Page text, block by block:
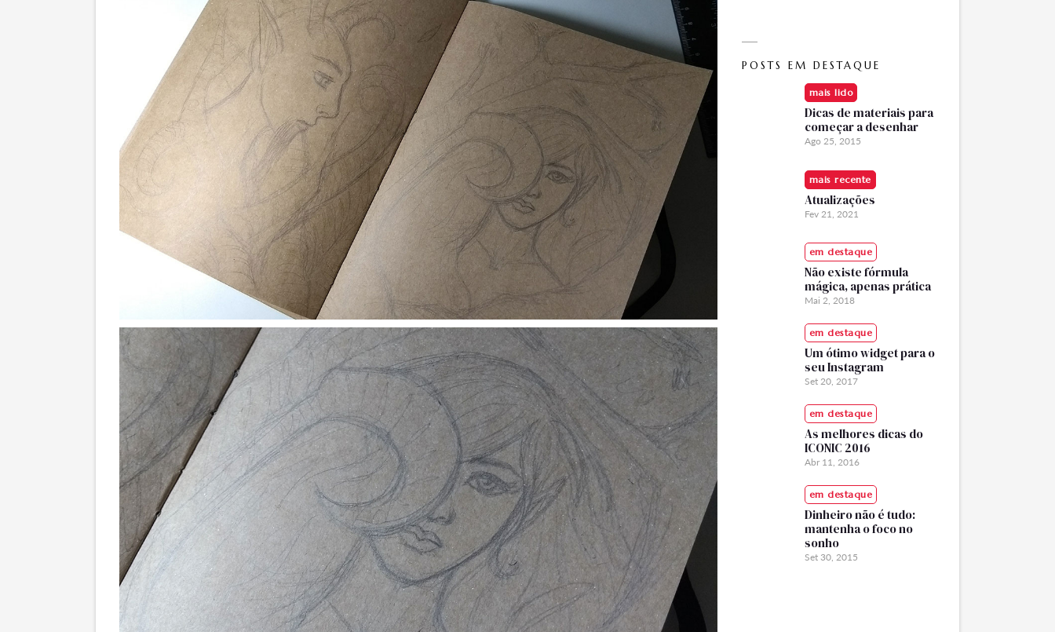
POSTS EM DESTAQUE
mais lido
Dicas de materiais para
começar a desenhar
Ago 25, 2015
mais recente
Atualizações
Fev 21, 2021
em destaque
Não existe fórmula
mágica, apenas prática
Mai 2, 2018
em destaque
Um ótimo widget para o
seu Instagram
Set 20, 2017
em destaque
As melhores dicas do
ICONIC 2016
Abr 11, 2016
em destaque
Dinheiro não é tudo:
mantenha o foco no
sonho
Set 30, 2015